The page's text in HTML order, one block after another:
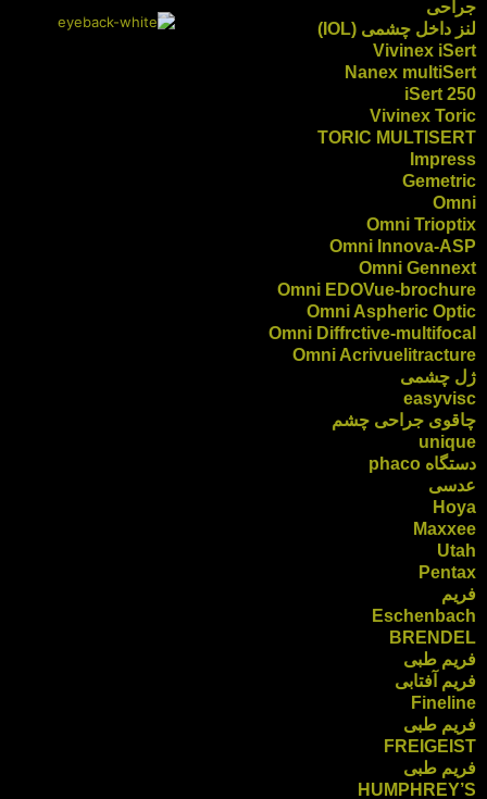
جراحی
لنز داخل چشمی (IOL)
Vivinex iSert
Nanex multiSert
iSert 250
Vivinex Toric
TORIC MULTISERT
Impress
Gemetric
Omni
Omni Trioptix
Omni Innova-ASP
Omni Gennext
Omni EDOVue-brochure
Omni Aspheric Optic
Omni Diffrctive-multifocal
Omni Acrivuelitracture
ژل چشمی
easyvisc
چاقوی جراحی چشم
unique
دستگاه phaco
عدسی
Hoya
Maxxee
Utah
Pentax
فریم
Eschenbach
BRENDEL
فریم طبی
فریم آفتابی
Fineline
فریم طبی
FREIGEIST
فریم طبی
HUMPHREY’S